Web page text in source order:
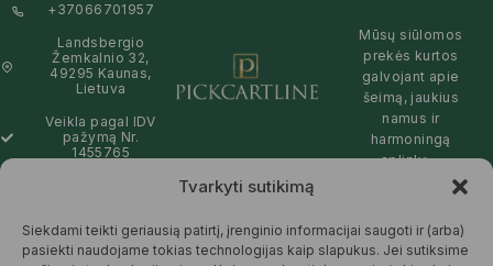
Tvarkyti sutikimą
Siekdami teikti geriausią patirtį, įrenginio informacijai saugoti ir (arba)
pasiekti naudojame tokias technologijas kaip slapukus. Jei sutiksime
+37066701957
Landsbergio
Žemkalnio 32,
49295 Kaunas,
Lietuva
Veikla pagal IDV
pažymą Nr.
1455765
09:00 - 19:00
Mūsų siūlomos
prekės kurtos
galvojant apie
šeimą, jaukius
namus ir
harmoningą
aplinką –
draugiškos tiek
Jums, tiek